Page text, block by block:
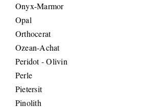
Onyx-Marmor
Opal
Orthocerat
Ozean-Achat
Peridot - Olivin
Perle
Pietersit
Pinolith